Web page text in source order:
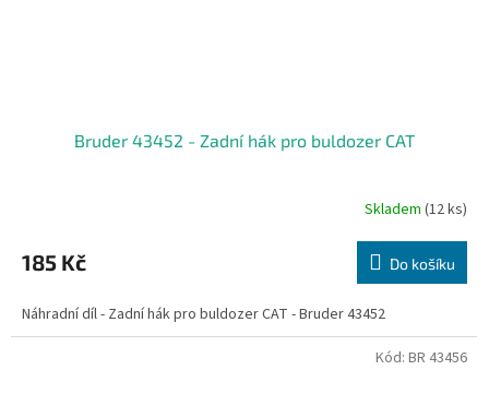
Bruder 43452 - Zadní hák pro buldozer CAT
Skladem (12 ks)
185 Kč Do košíku
Náhradní díl - Zadní hák pro buldozer CAT - Bruder 43452
Kód: BR 43456